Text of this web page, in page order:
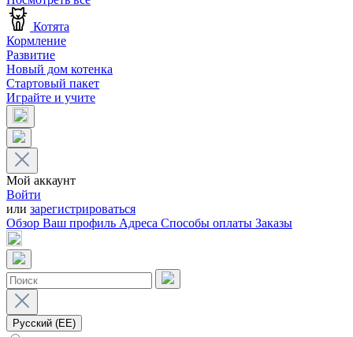
Котята
Кормление
Развитие
Новый дом котенка
Стартовый пакет
Играйте и учите
Мой аккаунт
Войти
или зарегистрироваться
Обзор Ваш профиль Адреса Способы оплаты Заказы
Русский (EE)